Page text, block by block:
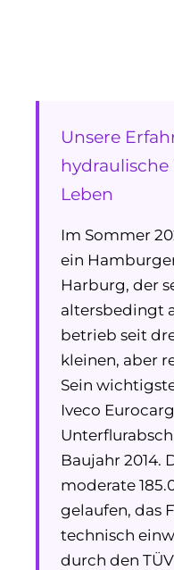
Unsere
Leben
Im Sommer
ein
Harburg, der
altersbedingt
betrieb seit
kleinen, aber
Sein
Iveco
Baujahr 2014.
moderate
gelaufen, das
technisch
durch den